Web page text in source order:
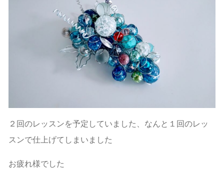
２回のレッスンを予定していました、なんと１回のレッ
スンで仕上げてしまいました
お疲れ様でした